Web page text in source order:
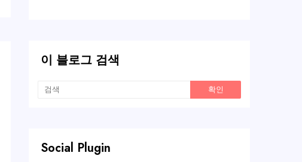
이 블로그 검색
Social Plugin